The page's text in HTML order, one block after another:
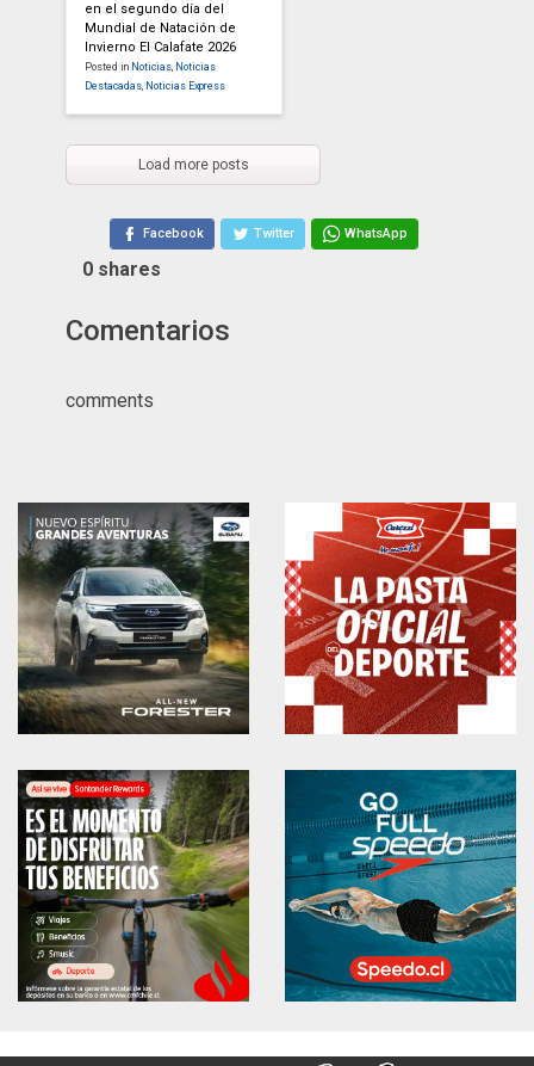
en el segundo día del
Mundial de Natación de
Invierno El Calafate 2026
Posted in Noticias Noticias
Destacadas Noticias Express
Load more posts
Facebook Twitter WhatsApp
0 shares
Comentarios
comments